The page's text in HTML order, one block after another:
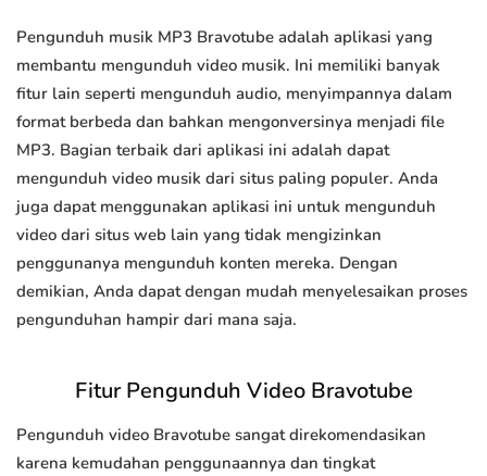
Pengunduh musik MP3 Bravotube adalah aplikasi yang
membantu mengunduh video musik. Ini memiliki banyak
fitur lain seperti mengunduh audio, menyimpannya dalam
format berbeda dan bahkan mengonversinya menjadi file
MP3. Bagian terbaik dari aplikasi ini adalah dapat
mengunduh video musik dari situs paling populer. Anda
juga dapat menggunakan aplikasi ini untuk mengunduh
video dari situs web lain yang tidak mengizinkan
penggunanya mengunduh konten mereka. Dengan
demikian, Anda dapat dengan mudah menyelesaikan proses
pengunduhan hampir dari mana saja.
Fitur Pengunduh Video Bravotube
Pengunduh video Bravotube sangat direkomendasikan
karena kemudahan penggunaannya dan tingkat